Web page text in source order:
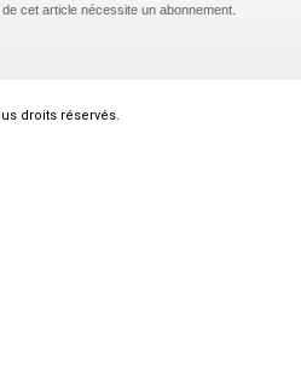
cet article nécessite un abonnement.
droits réservés.